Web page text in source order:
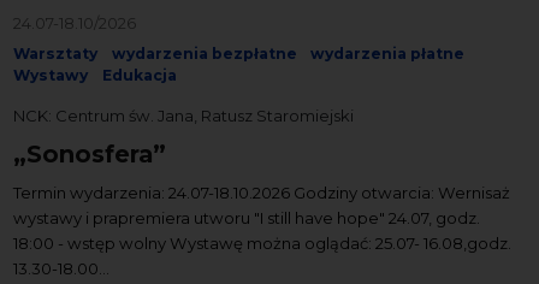
24.07-18.10/2026
Warsztaty wydarzenia bezpłatne
wydarzenia płatne
Wystawy
Edukacja
NCK: Centrum św. Jana, Ratusz Staromiejski
„Sonosfera”
Termin wydarzenia: 24.07-18.10.2026 Godziny otwarcia: Wernisaż
wystawy i prapremiera utworu "I still have hope" 24.07, godz.
18:00 - wstęp wolny Wystawę można oglądać: 25.07- 16.08,godz.
13.30-18.00...